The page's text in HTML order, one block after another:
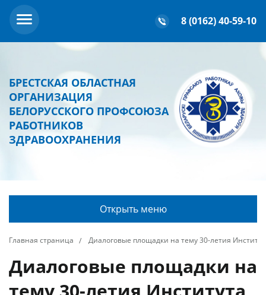
8 (0162) 40-59-10
БРЕСТСКАЯ ОБЛАСТНАЯ
ОРГАНИЗАЦИЯ
БЕЛОРУССКОГО ПРОФСОЮЗА
РАБОТНИКОВ
ЗДРАВООХРАНЕНИЯ
Открыть меню
Главная страница Диалоговые площадки на тему 30-летия
Диалоговые площадки на